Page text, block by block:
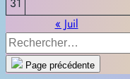
31
« Juil
R
e
Page précédente